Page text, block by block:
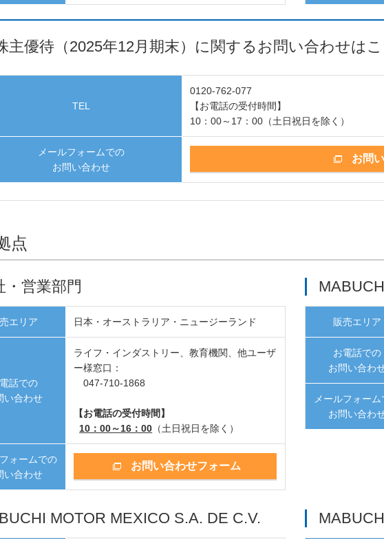
主優待（2025年12月期末）に関するお問い合わせはこ
TEL
0120-762-077
【お電話の受付時間】
10：00～17：00（土日祝日を除く）
メールフォームでの
お問い合わせ
お問
点
・営業部門
エリア 日本・オーストラリア・ニュージーランド
話での
い合わせ
ライフ・インダストリー、教育機関、他ユーザ
ー様窓口：
047-710-1868
【お電話の受付時間】
10：00～16：00 （土日祝日を除く）
ォームでの
い合わせ
お問い合わせフォーム
販売エリア
お電話での
お問い合わ
メールフォーム
お問い合わ
MOTOR MEXICO S.A. DE C.V.